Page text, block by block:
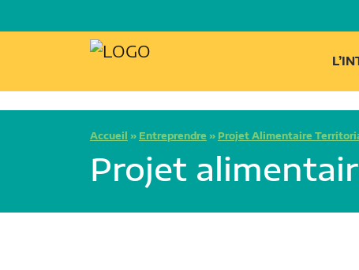
Accueil » Entreprendre » Projet Alimentaire
Projet